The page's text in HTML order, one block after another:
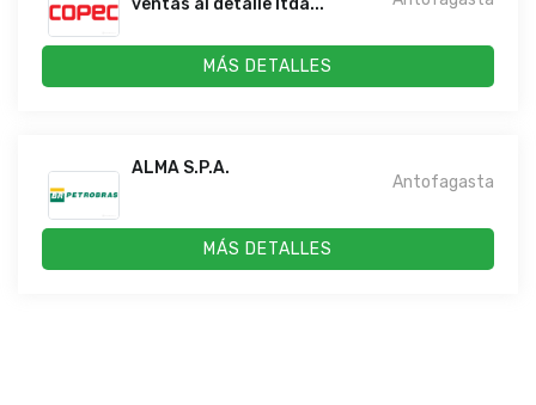
ventas al detalle ltda...
MÁS DETALLES
ALMA S.P.A.
Antofagasta
MÁS DETALLES